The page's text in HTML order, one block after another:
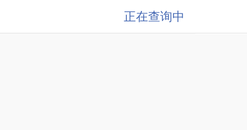
正在查询中